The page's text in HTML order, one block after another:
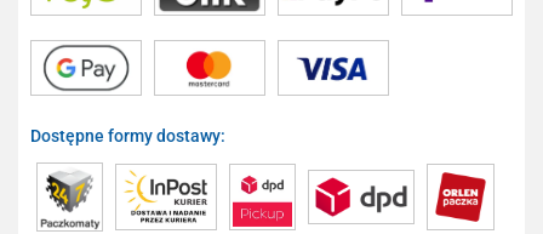
Dostępne formy dostawy: